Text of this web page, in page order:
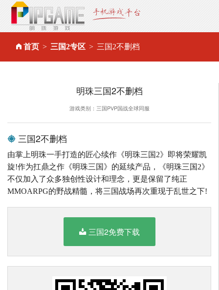
首页 三国2专区 三国2不删档
明珠三国2不删档
游戏类别：三国PVP国战全球同服
三国2不删档
由掌上明珠一手打造的匠心续作《明珠三国2》即将荣耀凯
旋!作为扛鼎之作《明珠三国》的延续产品，《明珠三国2》
不仅加入了众多独创性设计和理念，更是保留了纯正
MMOARPG的野战精髓，将三国战场再次重现于乱世之下!
三国2免费下载